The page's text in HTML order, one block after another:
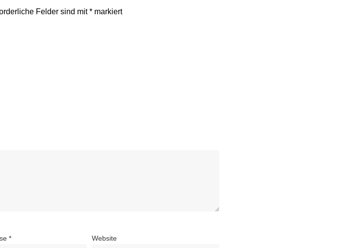
Felder sind mit* markiert
* Website